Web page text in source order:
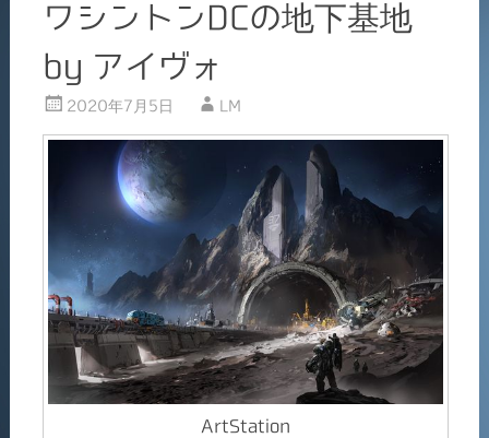
ワシントンDCの地下基地
by アイヴォ
2020年7月5日 LM
ArtStation